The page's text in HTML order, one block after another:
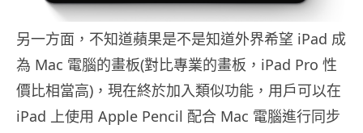
另一方面，不知道蘋果是不是知道外界希望 iPad 成
為 Mac 電腦的畫板(對比專業的畫板，iPad Pro 性
價比相當高)，現在終於加入類似功能，用戶可以在
iPad 上使用 Apple Pencil 配合 Mac 電腦進行同步